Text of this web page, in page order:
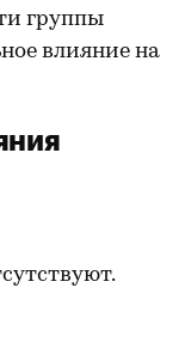
группы
влияние на